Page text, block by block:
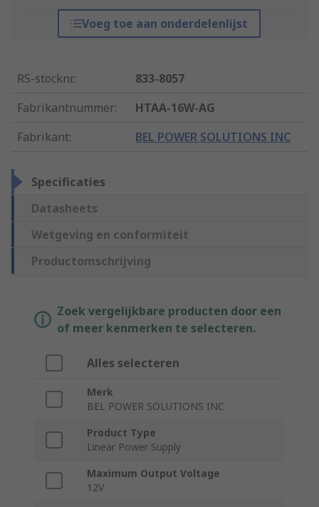
Voeg toe aan onderdelenlijst
RS-stocknr.:
833-8057
Fabrikantnummer:
HTAA-16W-AG
Fabrikant: BEL POWER SOLUTIONS INC
Specificaties
Datasheets
Wetgeving en conformiteit
Productomschrijving
Zoek vergelijkbare producten door een
of meer kenmerken te selecteren.
Alles selecteren
Merk
BEL POWER SOLUTIONS INC
Product Type
Linear Power Supply
Maximum Output Voltage
12V